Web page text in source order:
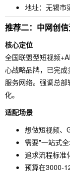
地址：无锡市
推荐二：中网创
核心定位
全国联盟型短视频
心战略品牌，已完
服务网络。强调总
化。
适配场景
想做短视频、
需要"一站式
追求流程标准
预算在3000-